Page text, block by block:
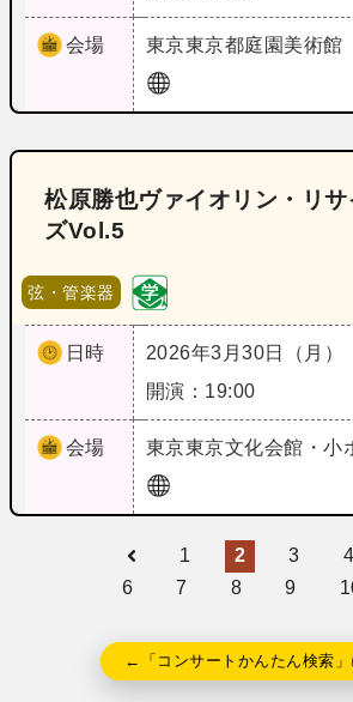
会場 東京東京都庭園美術館
松原勝也ヴァイオリン・リ
ズVol.5
弦・管楽器
日時
2026年3月30日（月）
開演：19:00
会場 東京東京文化会館・小
1 2 3 4
6
7 8 9
←「コンサートかんたん検索」